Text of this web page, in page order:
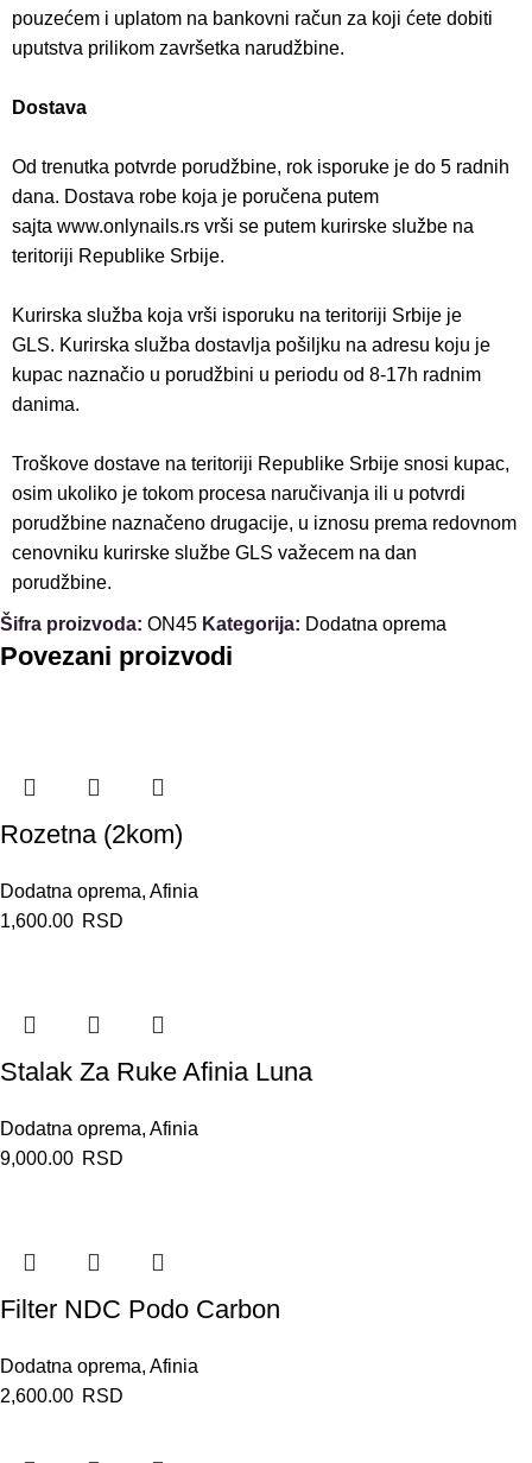
pouzećem i uplatom na bankovni račun za koji ćete dobiti
uputstva prilikom završetka narudžbine.
Dostava
Od trenutka potvrde porudžbine, rok isporuke je do 5 radnih
dana. Dostava robe koja je poručena putem
sajta www.onlynails.rs vrši se putem kurirske službe na
teritoriji Republike Srbije.
Kurirska služba koja vrši isporuku na teritoriji Srbije je
GLS. Kurirska služba dostavlja pošiljku na adresu koju je
kupac naznačio u porudžbini u periodu od 8-17h radnim
danima.
Troškove dostave na teritoriji Republike Srbije snosi kupac,
osim ukoliko je tokom procesa naručivanja ili u potvrdi
porudžbine naznačeno drugacije, u iznosu prema redovnom
cenovniku kurirske službe GLS važecem na dan
porudžbine.
Šifra proizvoda: ON45 Kategorija: Dodatna oprema
Povezani proizvodi
Rozetna (2kom)
Dodatna oprema, Afinia
1,600.00 RSD
Stalak Za Ruke Afinia Luna
Dodatna oprema, Afinia
9,000.00 RSD
Filter NDC Podo Carbon
Dodatna oprema, Afinia
2,600.00 RSD